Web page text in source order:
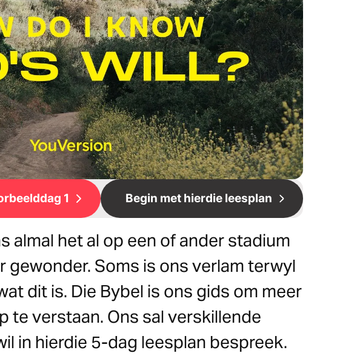
1 Begin met hierdie leesplan
almal het al op een of ander stadium
gewonder. Soms is ons verlam terwyl
dit is. Die Bybel is ons gids om meer
te verstaan. Ons sal verskillende
in hierdie 5-dag leesplan bespreek.